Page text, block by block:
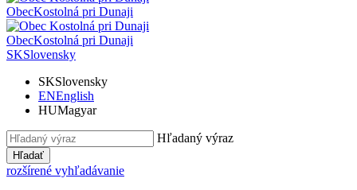
ObecKostolná pri Dunaji
ObecKostolná pri Dunaji
SKSlovensky
SKSlovensky
ENEnglish
HUMagyar
Hľadaný výraz
Hľadať
rozšírené vyhľadávanie